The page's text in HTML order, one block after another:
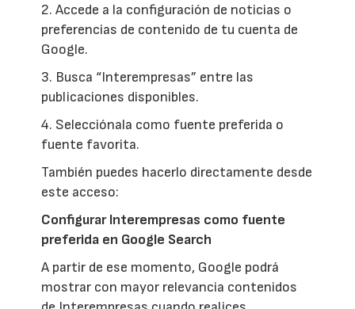
2. Accede a la configuración de noticias o
preferencias de contenido de tu cuenta de
Google.
3. Busca “Interempresas” entre las
publicaciones disponibles.
4. Selecciónala como fuente preferida o
fuente favorita.
También puedes hacerlo directamente desde
este acceso:
Configurar Interempresas como fuente
preferida en Google Search
A partir de ese momento, Google podrá
mostrar con mayor relevancia contenidos